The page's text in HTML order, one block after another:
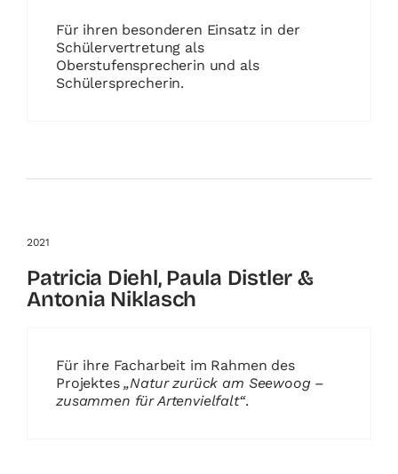
Für ihren besonderen Einsatz in der
Schülervertretung als
Oberstufensprecherin und als
Schülersprecherin.
2021
Patricia Diehl, Paula Distler &
Antonia Niklasch
Für ihre Facharbeit im Rahmen des
Projektes„Natur zurück am Seewoog –
zusammen für Artenvielfalt“.